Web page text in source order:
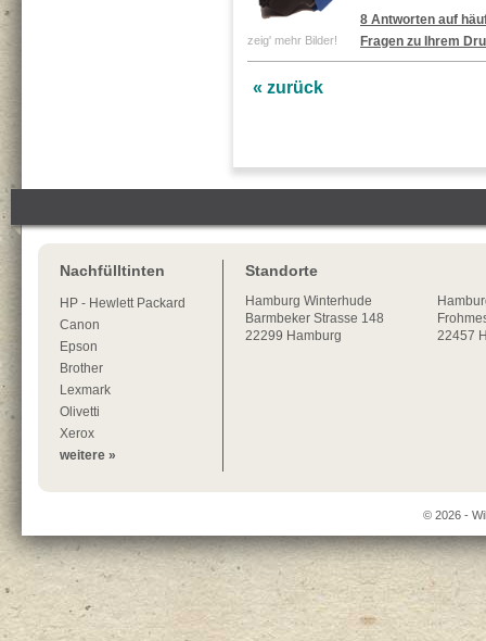
zeig' mehr Bilder!
8 Antworten auf
Fragen zu Ihrem
« zurück
Nachfülltinten
HP - Hewlett Packard
Canon
Epson
Brother
Lexmark
Olivetti
Xerox
weitere »
Standorte
Hamburg Winterhude
Barmbeker Strasse 148
22299 Hamburg
22457
© 2026 -